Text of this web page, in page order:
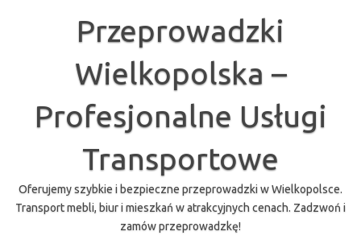
Przeprowadzki
Wielkopolska –
Profesjonalne Usługi
Transportowe
Oferujemy szybkie i bezpieczne przeprowadzki w Wielkopolsce.
Transport mebli, biur i mieszkań w atrakcyjnych cenach. Zadzwoń i
zamów przeprowadzkę!